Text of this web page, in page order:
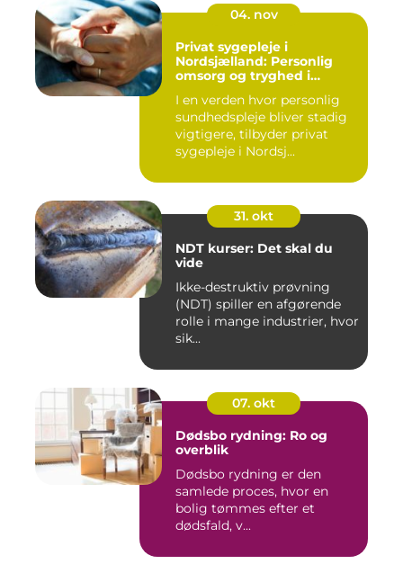
04. nov
Privat sygepleje i
Nordsjælland: Personlig
omsorg og tryghed i
I en verden hvor personlig
sundhedspleje bliver stadig
vigtigere, tilbyder privat
sygepleje i Nordsj...
31. okt
NDT kurser: Det skal du
vide
Ikke-destruktiv prøvning
(NDT) spiller en afgørende
rolle i mange industrier, hvor
sik...
07. okt
Dødsbo rydning: Ro og
overblik
Dødsbo rydning er den
samlede proces, hvor en
bolig tømmes efter et
dødsfald, v...